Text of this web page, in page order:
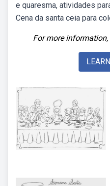
e quaresma, atividades
Cena da santa ceia para
For more